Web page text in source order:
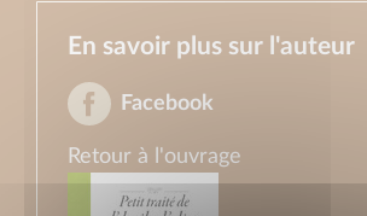
En savoir plus sur l'auteur
Facebook
Retour à l'ouvrage